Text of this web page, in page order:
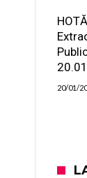
20/01/